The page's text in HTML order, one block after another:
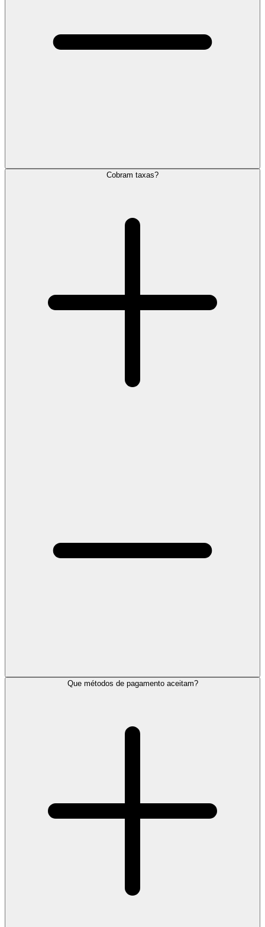
Cobram taxas?
Que métodos de pagamento aceitam?